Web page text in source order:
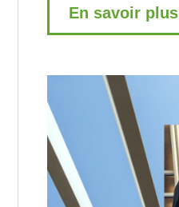
En savoir plus